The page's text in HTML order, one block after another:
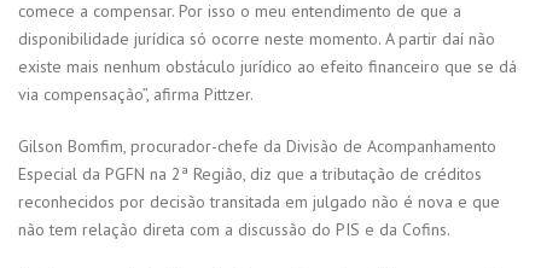
comece a compensar. Por isso o meu entendimento de que a
disponibilidade jurídica só ocorre neste momento. A partir daí não
existe mais nenhum obstáculo jurídico ao efeito financeiro que se dá
via compensação”, afirma Pittzer.
Gilson Bomfim, procurador-chefe da Divisão de Acompanhamento
Especial da PGFN na 2ª Região, diz que a tributação de créditos
reconhecidos por decisão transitada em julgado não é nova e que
não tem relação direta com a discussão do PIS e da Cofins.